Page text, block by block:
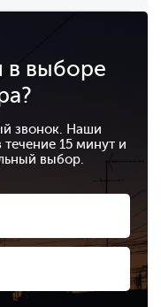
в выборе
звонок. Наши
15 минут и
выбор.